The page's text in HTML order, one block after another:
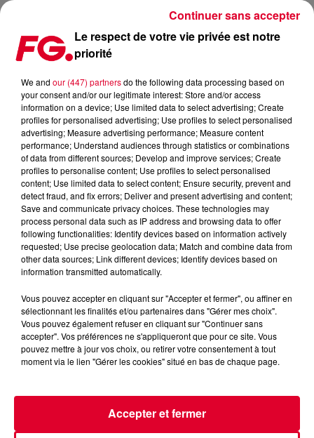
MAXXIMUM DJ'S : GEORGIE PORGIE
Le respect de votre vie privée est notre
priorité
We and our (447) partnersdo the following data processing based on
your consent and/or our legitimate interest: Store and/or access
information on a device; Use limited data to select advertising; Create
profiles for personalised advertising; Use profiles to select personalised
advertising; Measure advertising performance; Measure content
performance; Understand audiences through statistics or combinations
of data from different sources; Develop and improve services; Create
profiles to personalise content; Use profiles to select personalised
content; Use limited data to select content; Ensure security, prevent and
detect fraud, and fix errors; Deliver and present advertising and content;
Save and communicate privacy choices. These technologies may
process personal data such as IP address and browsing data to offer
following functionalities: Identify devices based on information actively
requested; Use precise geolocation data; Match and combine data from
other data sources; Link different devices; Identify devices based on
information transmitted automatically.
Vous pouvez accepter en cliquant sur "Accepter et fermer", ou affiner en
sélectionnant les finalités et/ou partenaires dans "Gérer mes choix".
Vous pouvez également refuser en cliquant sur "Continuer sans
accepter". Vos préférences ne s'appliqueront que pour ce site. Vous
pouvez mettre à jour vos choix, ou retirer votre consentement à tout
moment via le lien "Gérer les cookies" situé en bas de chaque page.
Accepter et fermer
Continuer sans accepter